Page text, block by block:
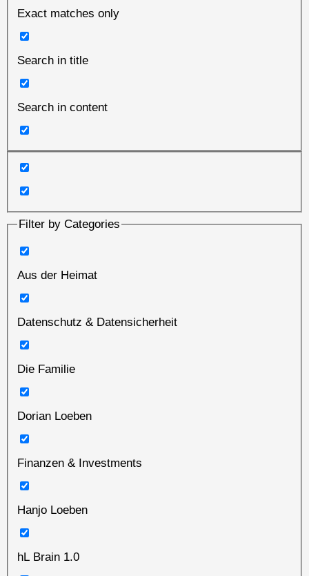
Exact matches only
Search in title
Search in content
Filter by Categories
Aus der Heimat
Datenschutz & Datensicherheit
Die Familie
Dorian Loeben
Finanzen & Investments
Hanjo Loeben
hL Brain 1.0